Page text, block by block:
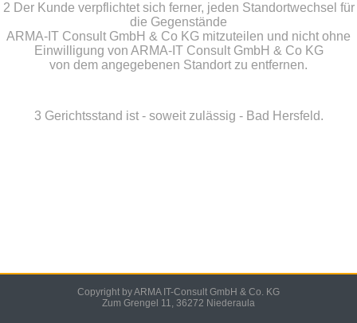
2 Der Kunde verpflichtet sich ferner, jeden Standortwechsel für
die Gegenstände
ARMA-IT Consult GmbH & Co KG mitzuteilen und nicht ohne
Einwilligung von ARMA-IT Consult GmbH & Co KG
von dem angegebenen Standort zu entfernen.
3 Gerichtsstand ist - soweit zulässig - Bad Hersfeld.
Copyright by ARMA IT-Consult GmbH & Co. KG
Zum Grengel 11, 36272 Niederaula